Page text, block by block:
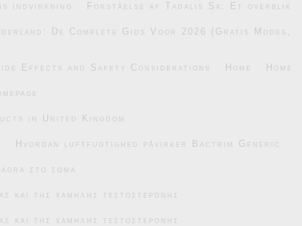
indvirkning Forståelse af Tadalis Sx: Et overblik
De Complete Gids Voor 2026 (Gratis Modes,
Effects and Safety Considerations Home Home
in United Kingdom
Hvordan luftfugtighed påvirker Bactrim Generic
στο σώμα
και της χαμηλής τεστοστερόνης
και της χαμηλής τεστοστερόνης